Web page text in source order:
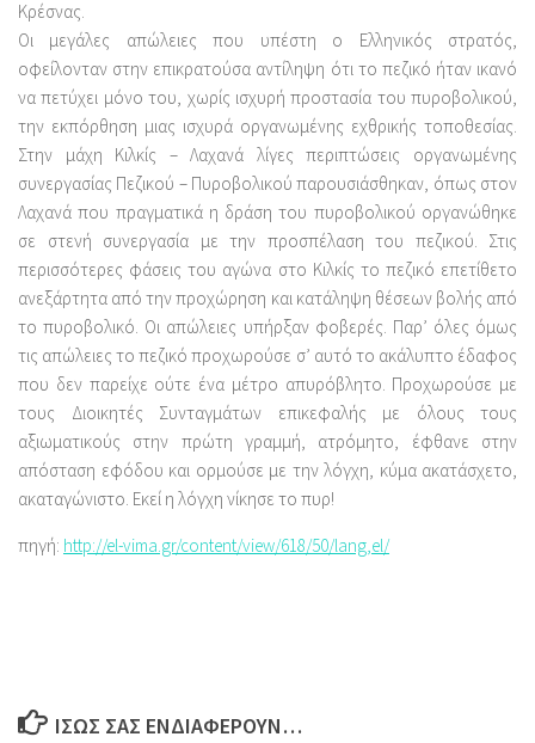
Κρέσνας.
Οι μεγάλες απώλειες που υπέστη ο Ελληνικός στρατός,
οφείλονταν στην επικρατούσα αντίληψη ότι το πεζικό ήταν ικανό
να πετύχει μόνο του, χωρίς ισχυρή προστασία του πυροβολικού,
την εκπόρθηση μιας ισχυρά οργανωμένης εχθρικής τοποθεσίας.
Στην μάχη Κιλκίς – Λαχανά λίγες περιπτώσεις οργανωμένης
συνεργασίας Πεζικού – Πυροβολικού παρουσιάσθηκαν, όπως στον
Λαχανά που πραγματικά η δράση του πυροβολικού οργανώθηκε
σε στενή συνεργασία με την προσπέλαση του πεζικού. Στις
περισσότερες φάσεις του αγώνα στο Κιλκίς το πεζικό επετίθετο
ανεξάρτητα από την προχώρηση και κατάληψη θέσεων βολής από
το πυροβολικό. Οι απώλειες υπήρξαν φοβερές. Παρ’ όλες όμως
τις απώλειες το πεζικό προχωρούσε σ’ αυτό το ακάλυπτο έδαφος
που δεν παρείχε ούτε ένα μέτρο απυρόβλητο. Προχωρούσε με
τους Διοικητές Συνταγμάτων επικεφαλής με όλους τους
αξιωματικούς στην πρώτη γραμμή, ατρόμητο, έφθανε στην
απόσταση εφόδου και ορμούσε με την λόγχη, κύμα ακατάσχετο,
ακαταγώνιστο. Εκεί η λόγχη νίκησε το πυρ!
πηγή: http://el-vima.gr/content/view/618/50/lang,el/
ΊΣΩΣ ΣΑΣ ΕΝΔΙΑΦΈΡΟΥΝ…